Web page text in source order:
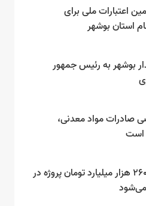
اعتبارات ملی برای
استان بوشهر
بوشهر به رئیس جمهور
صادرات مواد معدنی،
است
استاندار بوشهر: ۲۶۰ هزار میلیارد تومان پروژه در
می‌شود